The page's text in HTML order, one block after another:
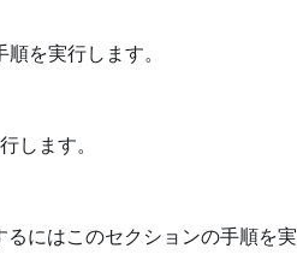
を実行します。
します。
にはこのセクションの手順を実